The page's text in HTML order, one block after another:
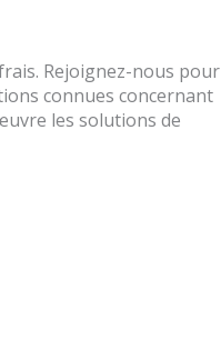
Rejoignez-nous pour
connues concernant
les solutions de